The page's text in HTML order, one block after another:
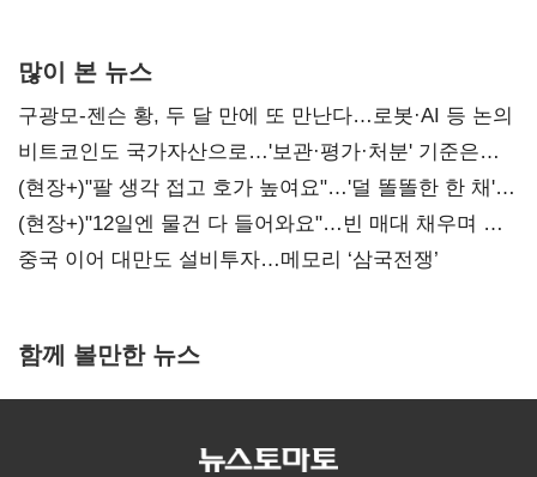
많이 본 뉴스
구광모-젠슨 황, 두 달 만에 또 만난다…로봇·AI 등 논의
비트코인도 국가자산으로…'보관·평가·처분' 기준은
숙제
(현장+)"팔 생각 접고 호가 높여요"…'덜 똘똘한 한 채'
20억 키맞추기
(현장+)"12일엔 물건 다 들어와요"…빈 매대 채우며 문
연 홈플러스
중국 이어 대만도 설비투자…메모리 ‘삼국전쟁’
함께 볼만한 뉴스